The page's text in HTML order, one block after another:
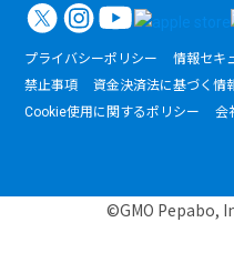
プライバシーポリシー 情報セキ
禁止事項
資金決済法に基づく情
Cookie使用に関するポリシー
会
©GMO Pepabo,